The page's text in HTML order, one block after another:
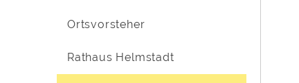
Ortsvorsteher
Rathaus Helmstadt